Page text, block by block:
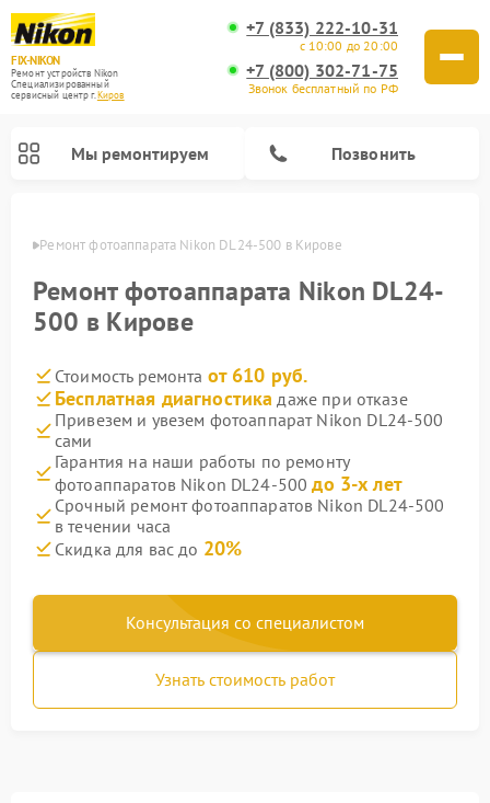
FIX-NIKON
Ремонт устройств Nikon
Специализированный
cервисный центр г.Киров
+7 (833) 222-10-31
с 10:00 до 20:00
+7 (800) 302-71-75
Звонок бесплатный по РФ
Мы ремонтируем Позвонить
Ремонт фотоаппарата Nikon DL24-500 в Кирове
Ремонт фотоаппарата Nikon DL24-
500 в Кирове
Стоимость ремонта от 610 руб.
Бесплатная диагностика даже при отказе
Привезем и увезем фотоаппарат Nikon DL24-500
сами
Гарантия на наши работы по ремонту
фотоаппаратов Nikon DL24-500до 3-х лет
Срочный ремонт фотоаппаратов Nikon DL24-500
в течении часа
Скидка для вас до 20%
Консультация со специалистом
Узнать стоимость работ